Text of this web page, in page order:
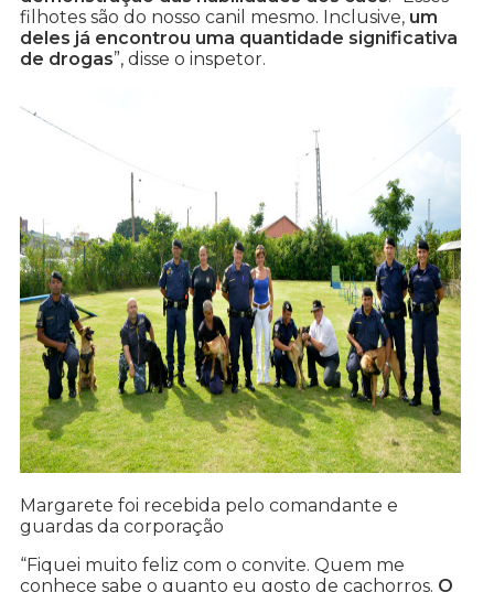
filhotes são do nosso canil mesmo. Inclusive, um
deles já encontrou uma quantidade significativa
de drogas”, disse o inspetor.
Margarete foi recebida pelo comandante e
guardas da corporação
“Fiquei muito feliz com o convite. Quem me
conhece sabe o quanto eu gosto de cachorros. O